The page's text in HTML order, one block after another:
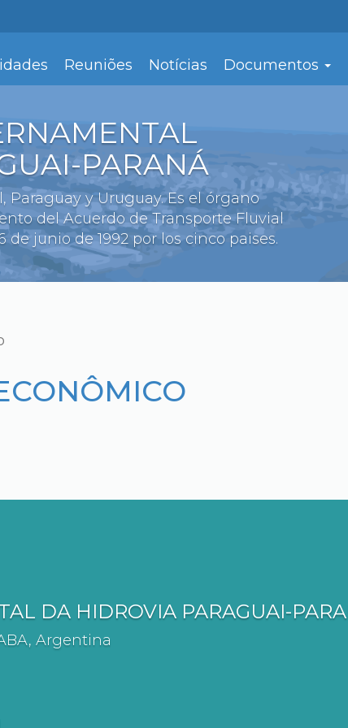
Reuniões Notícias Documentos
PARANÁ
Paraguay y Uruguay. Es el órgano
del Acuerdo de Transporte Fluvial
junio de 1992 por los cinco paises.
DA HIDROVIA PARAGUAI-
Argentina